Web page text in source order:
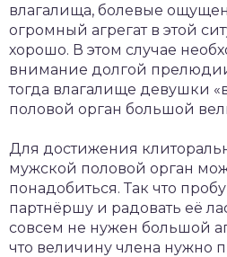
влагалища, болевые
огромный агрегат в этой
хорошо. В этом случае
внимание долгой
тогда влагалище девушки
половой орган большой
Для достижения
мужской половой орган
понадобиться. Так что
партнёршу и радовать её
совсем не нужен большой
что величину члена нужно